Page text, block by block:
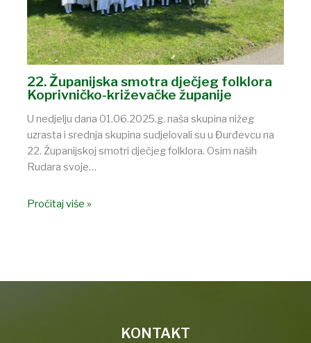
22. Županijska smotra dječjeg folklora
Koprivničko-križevačke županije
U nedjelju dana 01.06.2025.g. naša skupina nižeg
uzrasta i srednja skupina sudjelovali su u Đurđevcu na
22. Županijskoj smotri dječjeg folklora. Osim naših
Rudara svoje…
Pročitaj više »
KONTAKT